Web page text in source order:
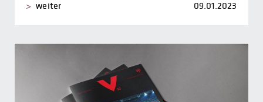
weiter 09.01.2023